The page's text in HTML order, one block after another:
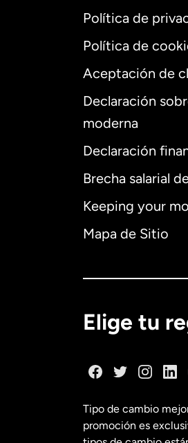
Política de
Política de
Aceptación de
Declaración
moderna
Declaración
Brecha salarial
Keeping your
Mapa de Sitio
Elige tu
Tipo de cambio
promoción es